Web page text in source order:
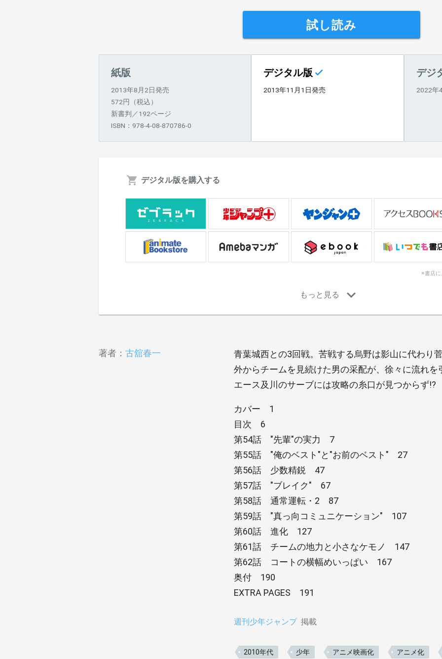
試し読み
紙版
2013年8月2日発売
572円（税込）
新書判／192ページ
ISBN：978-4-08-870786-0
デジタル版
2013年11月1日発売
デジ
2022年
デジタル版を購入する
※書店に
著者： 古舘春一
青葉城西との3回戦。苦戦する烏野は影山に代わり
外からチームを見続けた男の采配が、徐々に流れ
エース及川のサーブには攻略の糸口が見つからず!?
カバー 1
目次 6
第54話 "先輩"の実力 7
第55話 "俺のベスト"と"お前のベスト" 27
第56話 少数精鋭 47
第57話 "ブレイク" 67
第58話 通常運転・2 87
第59話 "真っ向コミュニケーション" 107
第60話 進化 127
第61話 チームの地力と小さなケモノ 147
第62話 コートの横幅めいっぱい 167
奥付 190
EXTRA PAGES 191
週刊少年ジャンプ 掲載
2010年代 少年 アニメ映画化 アニメ化